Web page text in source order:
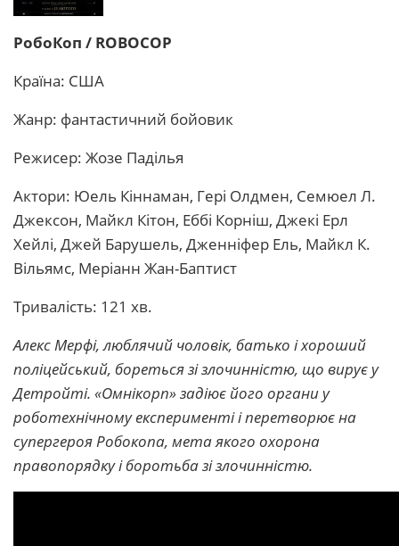
РобоКоп / ROBOCOP
Країна: США
Жанр: фантастичний бойовик
Режисер: Жозе Паділья
Актори: Юель Кіннаман, Гері Олдмен, Семюел Л.
Джексон, Майкл Кітон, Еббі Корніш, Джекі Ерл
Хейлі, Джей Барушель, Дженніфер Ель, Майкл К.
Вільямс, Меріанн Жан-Баптист
Тривалість: 121 хв.
Алекс Мерфі, люблячий чоловік, батько і хороший
поліцейський, бореться зі злочинністю, що вирує у
Детройті. «Омнікорп» задіює його органи у
роботехнічному експерименті і перетворює на
супергероя Робокопа, мета якого охорона
правопорядку і боротьба зі злочинністю.